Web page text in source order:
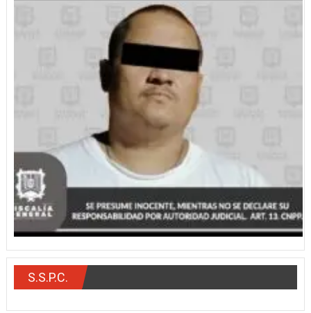
S.S.P.C.